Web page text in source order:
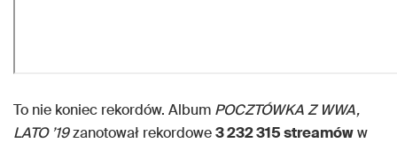
To nie koniec rekordów. Album POCZTÓWKA Z WWA,
LATO ’19zanotował rekordowe3 232 315 streamóww